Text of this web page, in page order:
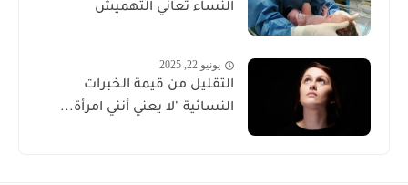
النساء تعاني التهميش
يونيو 22, 2025
التقليل من قيمة الخبرات
النسائية "لا يعني أنني امرأة...